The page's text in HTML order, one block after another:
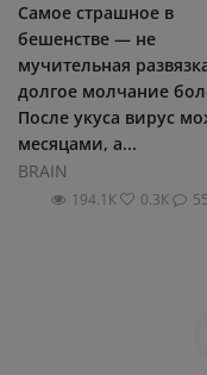
Самое страшное в
бешенстве — не
мучительная
долгое молчание
После укуса вирус
месяцами, а...
BRAIN
194.1К 0.3К 55